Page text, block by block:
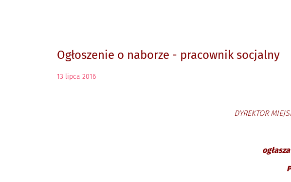
Ogłoszenie o naborze - pracownik socjalny
13 lipca 2016
DYREKTOR